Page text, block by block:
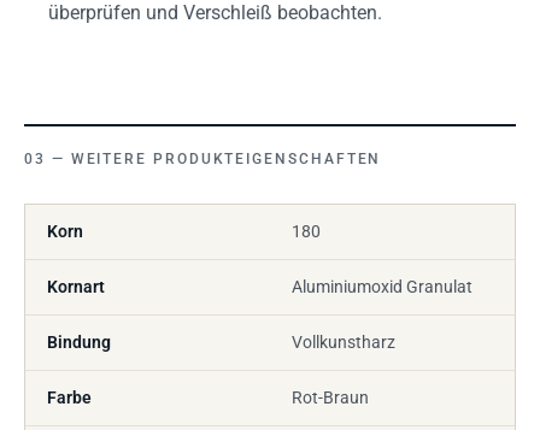
überprüfen und Verschleiß beobachten.
WEITERE PRODUKTEIGENSCHAFTEN
Korn 180
Kornart Aluminiumoxid Granulat
Bindung Vollkunstharz
Farbe Rot-Braun